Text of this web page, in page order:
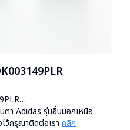
ตา Adidas รุ่นอื่นนอกเหนือ
ไว้กรุณาติดต่อเรา คลิก